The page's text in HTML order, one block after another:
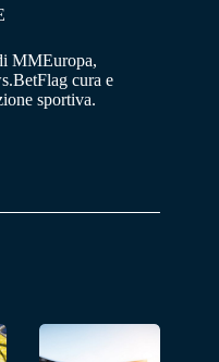
MMEuropa,
cura e
sportiva.